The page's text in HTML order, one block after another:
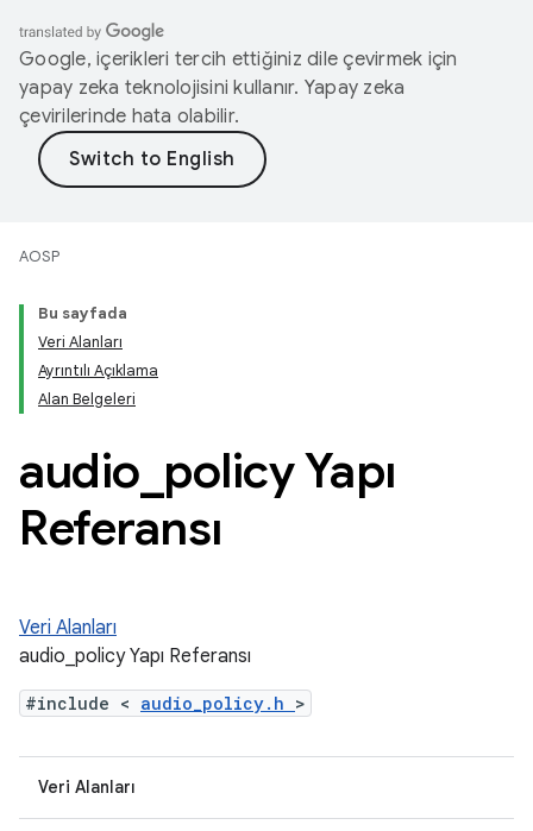
Google, içerikleri tercih ettiğiniz dile çevirmek için
yapay zeka teknolojisini kullanır. Yapay zeka
çevirilerinde hata olabilir.
AOSP
Bu sayfada
Veri Alanları
Ayrıntılı Açıklama
Alan Belgeleri
audio policy Yapı
Referansı
Veri Alanları
audio_policy Yapı Referansı
#include < audio_policy.h >
Veri Alanları